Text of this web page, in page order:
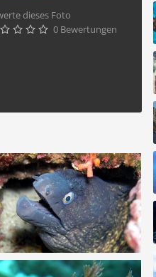
dieses Foto
    0 Bewertungen